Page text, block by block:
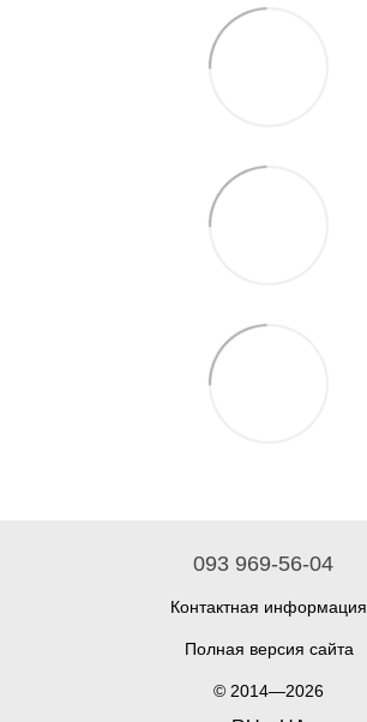
093 969-56-04
Контактная информация
Полная версия сайта
© 2014—2026